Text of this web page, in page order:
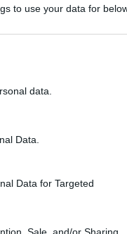
to use your data for
data.
Data.
Data for Targeted
Sale, and/or Sharing
κάνοντας
ασίστ!
11 ριμπάουντ και